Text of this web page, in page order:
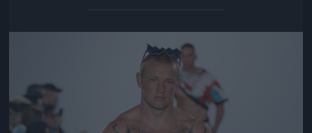
Jön még kép!